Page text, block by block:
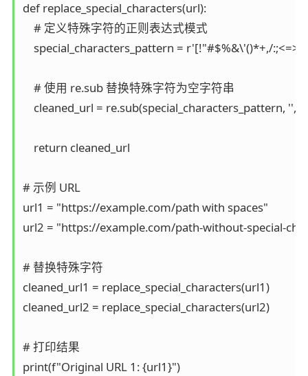
def replace_special_characters(url):
    # 定义特殊字符的正则表达式模式
special_characters_pattern = r'[!"#$%&\'()*+,/
    # 使用 re.sub 替换特殊字符为空字符串
cleaned_url = re.sub(special_characters_pattern, '',
    return cleaned_url
# 示例 URL
url1 = "https://example.com/path with spaces"
url2 = "https://example.com/path-without-special-
# 替换特殊字符
cleaned_url1 = replace_special_characters(url1)
cleaned_url2 = replace_special_characters(url2)
# 打印结果
print(f"Original URL 1: {url1}")